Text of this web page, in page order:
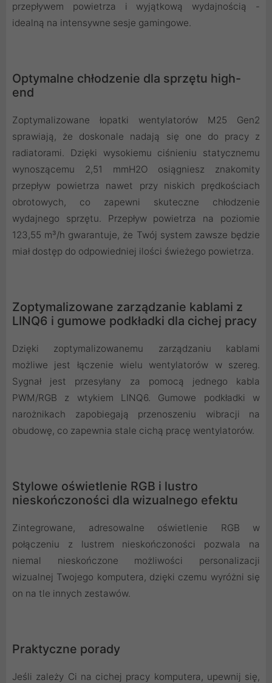
przepływem powietrza i wyjątkową wydajnością -
idealną na intensywne sesje gamingowe.
Optymalne chłodzenie dla sprzętu high-
end
Zoptymalizowane łopatki wentylatorów M25 Gen2
sprawiają, że doskonale nadają się one do pracy z
radiatorami. Dzięki wysokiemu ciśnieniu statycznemu
wynoszącemu 2,51 mmH2O osiągniesz znakomity
przepływ powietrza nawet przy niskich prędkościach
obrotowych, co zapewni skuteczne chłodzenie
wydajnego sprzętu. Przepływ powietrza na poziomie
123,55 m³/h gwarantuje, że Twój system zawsze będzie
miał dostęp do odpowiedniej ilości świeżego powietrza.
Zoptymalizowane zarządzanie kablami z
LINQ6 i gumowe podkładki dla cichej pracy
Dzięki zoptymalizowanemu zarządzaniu kablami
możliwe jest łączenie wielu wentylatorów w szereg.
Sygnał jest przesyłany za pomocą jednego kabla
PWM/RGB z wtykiem LINQ6. Gumowe podkładki w
narożnikach zapobiegają przenoszeniu wibracji na
obudowę, co zapewnia stale cichą pracę wentylatorów.
Stylowe oświetlenie RGB i lustro
nieskończoności dla wizualnego efektu
Zintegrowane, adresowalne oświetlenie RGB w
połączeniu z lustrem nieskończoności pozwala na
niemal nieskończone możliwości personalizacji
wizualnej Twojego komputera, dzięki czemu wyróżni się
on na tle innych zestawów.
Praktyczne porady
Jeśli zależy Ci na cichej pracy komputera, upewnij się,